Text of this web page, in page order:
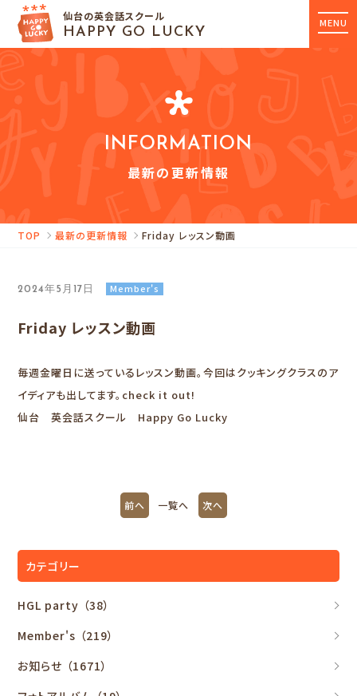
MENU
仙台の英会話スクール
HAPPY GO LUCKY
INFORMATION
最新の更新情報
TOP 最新の更新情報 Friday レッスン動画
2024年5月17日 Member's
Friday レッスン動画
毎週金曜日に送っているレッスン動画。今回はクッキングクラスのア
イディアも出してます。check it out!
仙台 英会話スクール Happy Go Lucky
前へ 一覧へ 次へ
カテゴリー
HGL party （38）
Member's （219）
お知らせ （1671）